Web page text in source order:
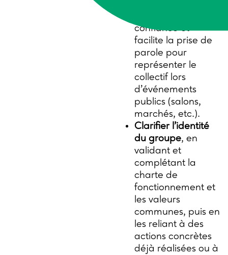
confiance et
facilite la prise de
parole pour
représenter le
collectif lors
d’événements
publics (salons,
marchés, etc.).
Clarifier l’identité
du groupe, en
validant et
complétant la
charte de
fonctionnement et
les valeurs
communes, puis en
les reliant à des
actions concrètes
déjà réalisées ou à